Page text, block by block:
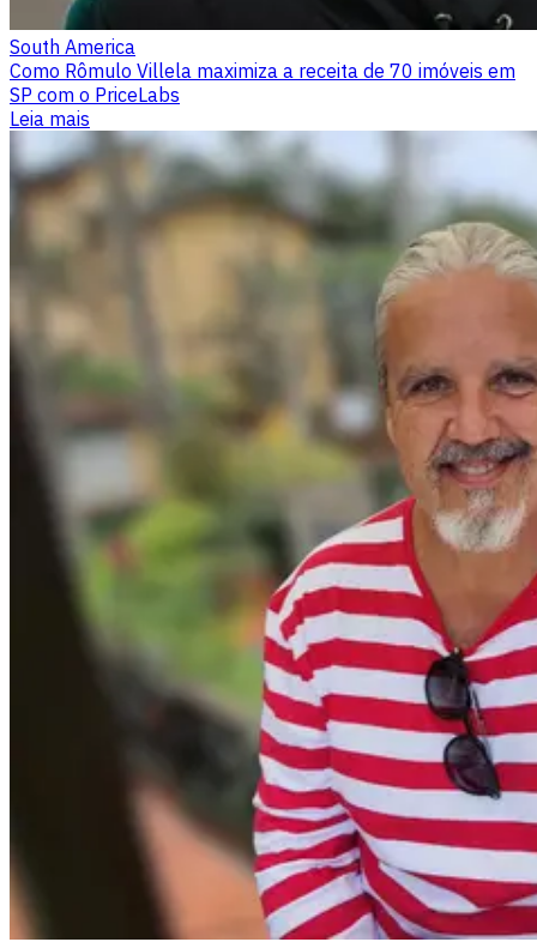
South America
Como Rômulo Villela maximiza a receita de 70 imóveis em
SP com o PriceLabs
Leia mais